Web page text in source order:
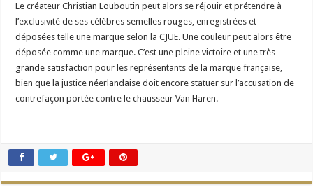
Le créateur Christian Louboutin peut alors se réjouir et prétendre à
l’exclusivité de ses célèbres semelles rouges, enregistrées et
déposées telle une marque selon la CJUE. Une couleur peut alors être
déposée comme une marque. C’est une pleine victoire et une très
grande satisfaction pour les représentants de la marque française,
bien que la justice néerlandaise doit encore statuer sur l’accusation de
contrefaçon portée contre le chausseur Van Haren.